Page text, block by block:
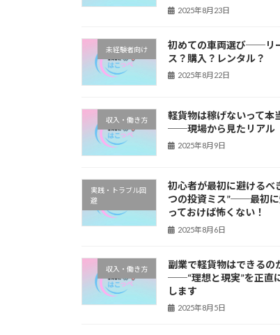
2025年8月23日
未経験者向け
初めての車両選び──リ
ス？購入？レンタル？
2025年8月22日
収入・働き方
軽貨物は稼げないって本
──現場から見たリアル
2025年8月9日
実践・トラブル回
避
初心者が最初に避けるべ
つの投資ミス”──最初
っておけば怖くない！
2025年8月6日
収入・働き方
副業で軽貨物はできるの
──“理想と現実”を正直
します
2025年8月5日